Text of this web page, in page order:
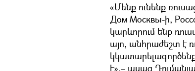
«Մենք ունենք
Дом Москвы-ի,
կարևորում ենք
այո, անհրաժեշտ է
կկատարելագործենք
է»,– ասաց